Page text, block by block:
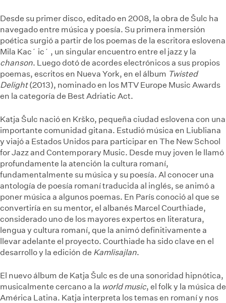
Desde su primer disco, editado en 2008, la obra de Šulc ha
navegado entre música y poesía. Su primera inmersión
poética surgió a partir de los poemas de la escritora eslovena
Mila Kac´ ic´ , un singular encuentro entre el jazz y la
chanson. Luego dotó de acordes electrónicos a sus propios
poemas, escritos en Nueva York, en el álbum Twisted
Delight(2013), nominado en los MTV Europe Music Awards
en la categoría de Best Adriatic Act.
Katja Šulc nació en Krško, pequeña ciudad eslovena con una
importante comunidad gitana. Estudió música en Liubliana
y viajó a Estados Unidos para participar en The New School
for Jazz and Contemporary Music. Desde muy joven le llamó
profundamente la atención la cultura romaní,
fundamentalmente su música y su poesía. Al conocer una
antología de poesía romaní traducida al inglés, se animó a
poner música a algunos poemas. En París conoció al que se
convertiría en su mentor, el albanés Marcel Courthiade,
considerado uno de los mayores expertos en literatura,
lengua y cultura romaní, que la animó definitivamente a
llevar adelante el proyecto. Courthiade ha sido clave en el
desarrollo y la edición de Kamlisajlan.
El nuevo álbum de Katja Šulc es de una sonoridad hipnótica,
musicalmente cercano a la world music, el folk y la música de
América Latina. Katja interpreta los temas en romaní y nos